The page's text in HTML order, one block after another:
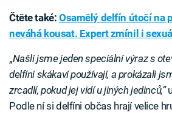
Čtěte také: Osamělý delfín útočí na
neváhá kousat. Expert zmínil i
„Našli jsme jeden speciální výraz s
delfíni skákaví používají, a prokázali
zrcadlí, pokud jej vidí u jiných jedinců,“
Podle ní si delfíni občas hrají velice